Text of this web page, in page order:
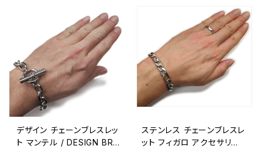
デザイン チェーンブレスレッ
ト マンテル / DESIGN BRA
ステンレス チェーンブレスレ
ット フィガロ アクセサリー